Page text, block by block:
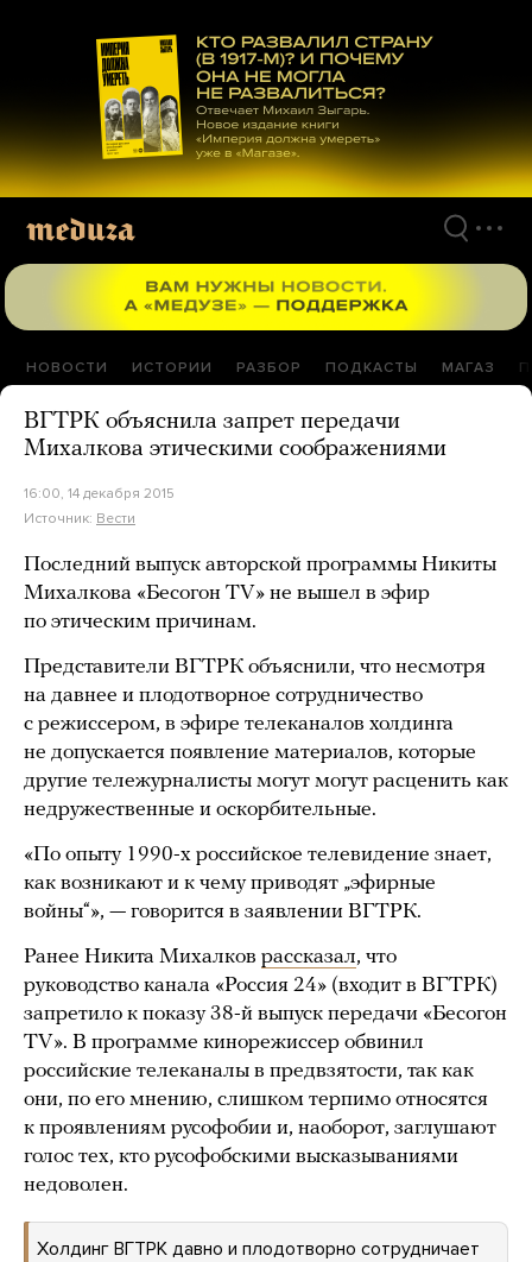
материалам
НОВОСТИ ИСТОРИИ РАЗБОР ПОДКАСТЫ МАГАЗ
ВГТРК объяснила запрет передачи
Михалкова этическими соображениями
16:00, 14 декабря 2015
Источник: Вести
Последний выпуск авторской программы Никиты
Михалкова «Бесогон TV» не вышел в эфир
по этическим причинам.
Представители ВГТРК объяснили, что несмотря
на давнее и плодотворное сотрудничество
с режиссером, в эфире телеканалов холдинга
не допускается появление материалов, которые
другие тележурналисты могут могут расценить как
недружественные и оскорбительные.
«По опыту 1990-х российское телевидение знает,
как возникают и к чему приводят „эфирные
войны“», — говорится в заявлении ВГТРК.
Ранее Никита Михалков рассказал, что
руководство канала «Россия 24» (входит в ВГТРК)
запретило к показу 38-й выпуск передачи «Бесогон
TV». В программе кинорежиссер обвинил
российские телеканалы в предвзятости, так как
они, по его мнению, слишком терпимо относятся
к проявлениям русофобии и, наоборот, заглушают
голос тех, кто русофобскими высказываниями
недоволен.
Холдинг ВГТРК давно и плодотворно сотрудничает